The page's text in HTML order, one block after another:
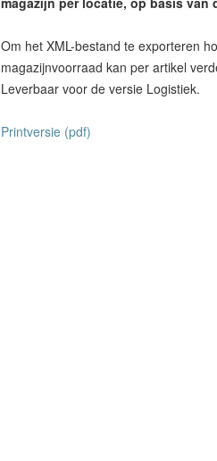
Om het XML-bestand te exporteren
magazijnvoorraad kan per artikel
Leverbaar voor de versie Logistiek.
Printversie (pdf)